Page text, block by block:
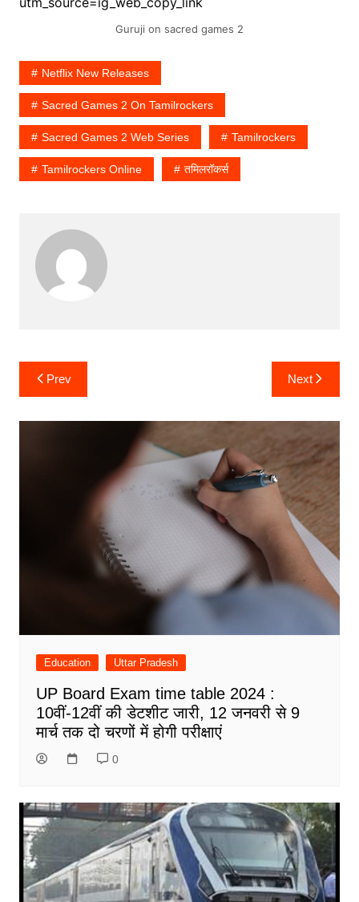
Guruji on sacred games 2
Netflix New Releases
Sacred Games 2 On Tamilrockers
Sacred Games 2 Web Series Tamilrockers
Tamilrockers Online तमिलरॉकर्स
Post
navigation
Prev Next
Education Uttar Pradesh
UP Board Exam time table 2024 :
10वीं-12वीं की डेटशीट जारी, 12 जनवरी से 9
मार्च तक दो चरणों में होगी परीक्षाएं
0